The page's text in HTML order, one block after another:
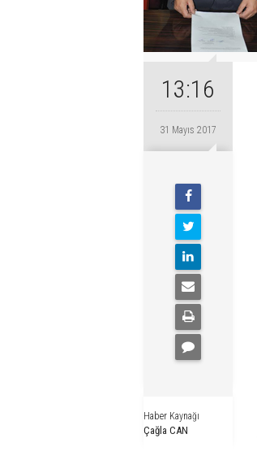
13:16
31 Mayıs 2017
Haber Kaynağı
Çağla CAN